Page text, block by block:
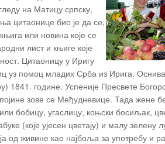
на Матицу српску,
цитаонице био је да се,
или новина које се
лист и књиге које
Цитаоницу у Иригу
уз помоц младих Срба из Ирига.
1841. године. Успеније Пресвете
зове се Међудневице. Тада жене
бобицу, угаслицу, коњски босиљак,
(које ујесен цветају) и малу зелену
од живине као најбоља за употребу и